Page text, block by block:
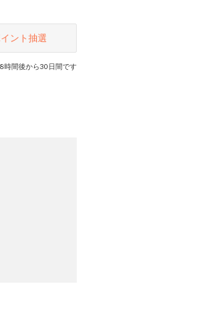
ント抽選
時間後から30日間です